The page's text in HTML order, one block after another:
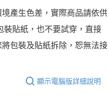
產生色差，實際商品請依供
裝貼紙，也不要試穿，直接
包裝及貼紙拆除，恕無法接
顯示電腦版詳細說明